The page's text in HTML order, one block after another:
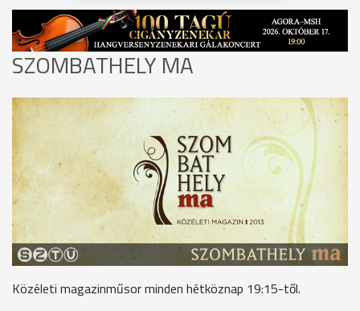
SZOMBATHELY MA
Közéleti magazinműsor minden hétköznap 19:15-től.